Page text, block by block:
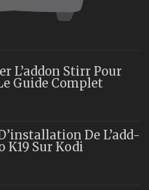
L’addon Stirr Pour
Guide Complet
De L’add-
K19 Sur Kodi